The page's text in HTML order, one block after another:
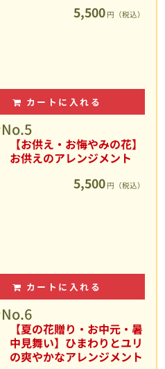
5,500 円（税込）
カートに入れる
No.5
【お供え・お悔やみの花】
お供えのアレンジメント
5,500 円（税込）
カートに入れる
No.6
【夏の花贈り・お中元・暑
中見舞い】ひまわりとユリ
の爽やかなアレンジメント